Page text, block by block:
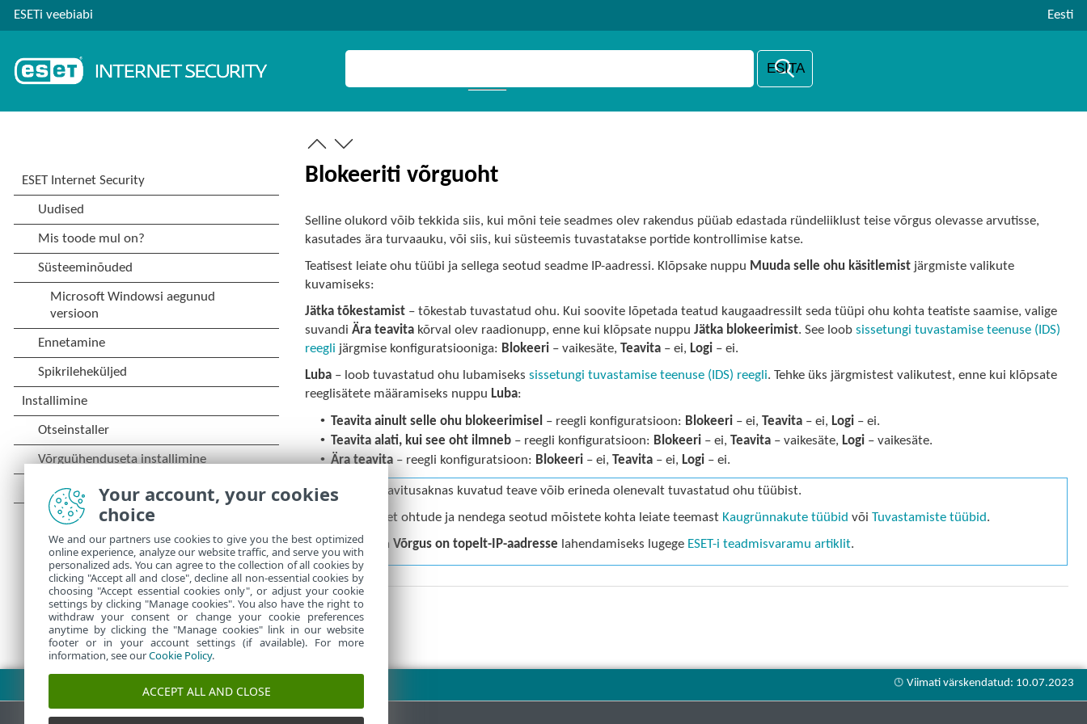
ESETi veebiabi Eesti
Blokeeriti võrguoht
Selline olukord võib tekkida siis, kui mõni teie seadmes olev rakendus püüab edastada ründeliiklust teise võrgus olevasse arvutisse,
kasutades ära turvaauku, või siis, kui süsteemis tuvastatakse portide kontrollimise katse.
Teatisest leiate ohu tüübi ja sellega seotud seadme IP-aadressi. Klõpsake nuppu Muuda selle ohu käsitlemist järgmiste valikute
kuvamiseks:
Jätka tõkestamist – tõkestab tuvastatud ohu. Kui soovite lõpetada teatud kaugaadressilt seda tüüpi ohu kohta teatiste saamise, valige
suvandiÄra teavita kõrval olev raadionupp, enne kui klõpsate nuppuJätka blokeerimist. See loobsissetungi tuvastamise teenuse (IDS)
reegli järgmise konfiguratsiooniga: Blokeeri – vaikesäte,Teavita – ei, Logi – ei.
Luba – loob tuvastatud ohu lubamisekssissetungi tuvastamise teenuse (IDS) reegli. Tehke üks järgmistest valikutest, enne kui klõpsate
reeglisätete määramiseks nuppu Luba:
• Teavita ainult selle ohu blokeerimisel – reegli konfiguratsioon: Blokeeri – ei,Teavita – ei, Logi – ei.
• Teavita alati, kui see oht ilmneb – reegli konfiguratsioon: Blokeeri – ei,Teavita – vaikesäte, Logi – vaikesäte.
• Ära teavita – reegli konfiguratsioon: Blokeeri – ei,Teavita – ei, Logi – ei.
Selles teavitusaknas kuvatud teave võib erineda olenevalt tuvastatud ohu tüübist.
Lisateavet ohtude ja nendega seotud mõistete kohta leiate teemast Kaugrünnakute tüübid võiTuvastamiste tüübid.
OlukorraVõrgus on topelt-IP-aadresse lahendamiseks lugege ESET-i teadmisvaramu artiklit.
Your account, your cookies
choice
We and our partners use cookies to give you the best optimized
online experience, analyze our website traffic, and serve you with
personalized ads. You can agree to the collection of all cookies by
clicking "Accept all and close", decline all non-essential cookies by
choosing "Accept essential cookies only", or adjust your cookie
settings by clicking "Manage cookies". You also have the right to
withdraw your consent or change your cookie preferences
anytime by clicking the "Manage cookies" link in our website
footer or in your account settings (if available). For more
information, see ourCookie Policy.
ACCEPT ALL AND CLOSE